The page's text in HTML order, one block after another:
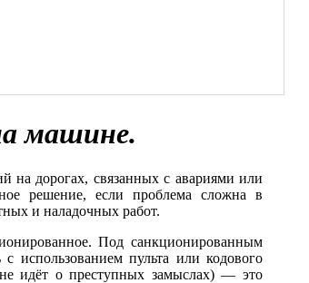
машине.
на дорогах, связанных с авариями или
решение, если проблема сложна в
и наладочных работ.
Под санкционированным
использованием пульта или кодового
идёт о преступных замыслах) — это